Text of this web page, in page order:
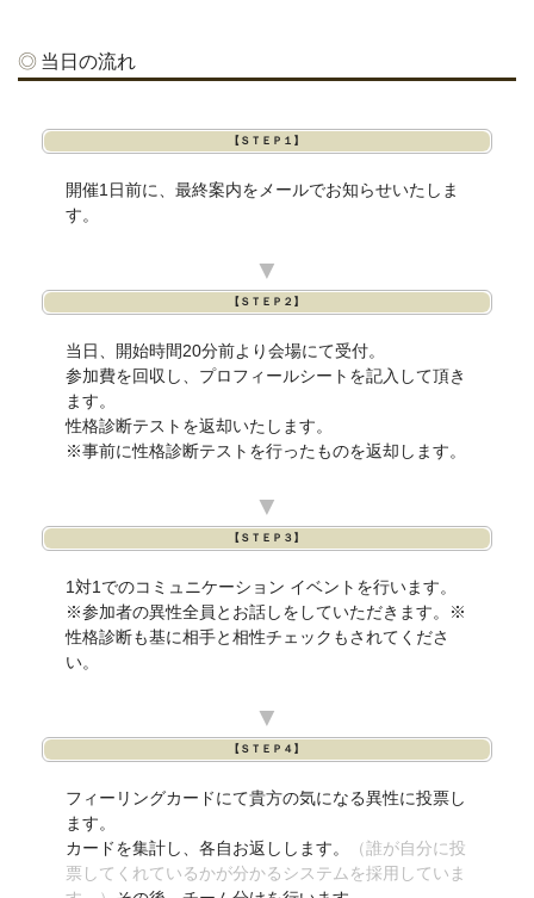
当日の流れ
【ＳＴＥＰ１】
開催1日前に、最終案内をメールでお知らせいたしま
す。
▼
【ＳＴＥＰ２】
当日、開始時間20分前より会場にて受付。
参加費を回収し、プロフィールシートを記入して頂き
ます。
性格診断テストを返却いたします。
※事前に性格診断テストを行ったものを返却します。
▼
【ＳＴＥＰ３】
1対1でのコミュニケーション イベントを行います。
※参加者の異性全員とお話しをしていただきます。※
性格診断も基に相手と相性チェックもされてくださ
い。
▼
【ＳＴＥＰ４】
フィーリングカードにて貴方の気になる異性に投票し
ます。
カードを集計し、各自お返しします。
（誰が自分に投
票してくれているかが分かるシステムを採用していま